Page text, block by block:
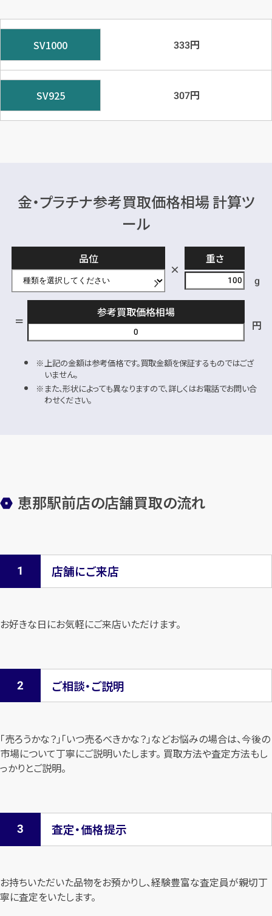
SV1000 333円
SV925 307円
金・プラチナ参考買取価格相場 計算ツ
ール
品位
重さ
g
参考買取価格相場
円
上記の金額は参考価格です。買取金額を保証するものではござ
いません。
また、形状によっても異なりますので、詳しくはお電話でお問い合
わせください。
恵那駅前店の店舗買取の流れ
店舗にご来店
お好きな日にお気軽にご来店いただけます。
ご相談・ご説明
「売ろうかな？」「いつ売るべきかな？」などお悩みの場合は、今後の
市場について丁寧にご説明いたします。 買取方法や査定方法もし
っかりとご説明。
査定・価格提示
お持ちいただいた品物をお預かりし、経験豊富な査定員が親切丁
寧に査定をいたします。